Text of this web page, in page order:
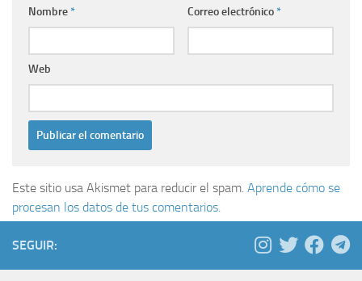
Nombre* Correo electrónico*
Web
Este sitio usa Akismet para reducir el spam. Aprende cómo se
procesan los datos de tus comentarios.
SEGUIR: